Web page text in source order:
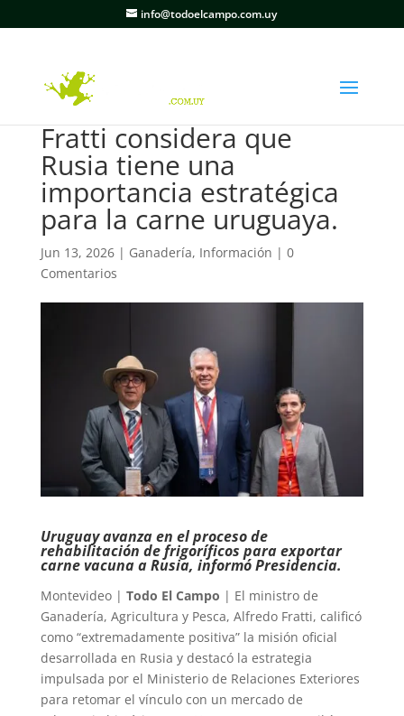
info@todoelcampo.com.uy
Fratti considera que
Rusia tiene una
importancia estratégica
para la carne uruguaya.
Jun 13, 2026| Ganadería, Información | 0
Comentarios
Uruguay avanza en el proceso de
rehabilitación de frigoríficos para exportar
carne vacuna a Rusia, informó Presidencia.
Montevideo | Todo El Campo | El ministro de
Ganadería, Agricultura y Pesca, Alfredo Fratti, calificó
como “extremadamente positiva” la misión oficial
desarrollada en Rusia y destacó la estrategia
impulsada por el Ministerio de Relaciones Exteriores
para retomar el vínculo con un mercado de